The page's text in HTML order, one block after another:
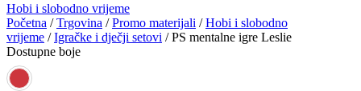
Hobi i slobodno vrijeme
Početna /Trgovina /Promo materijali /Hobi i slobodno
vrijeme /Igračke i dječji setovi / PS mentalne igre Leslie
Dostupne boje